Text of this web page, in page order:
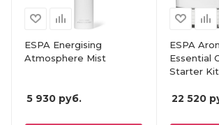
ESPA Energising
Atmosphere Mist
5 930 руб.
ESPA
Essential
Starter
22 520